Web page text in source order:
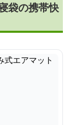
袋の携帯快